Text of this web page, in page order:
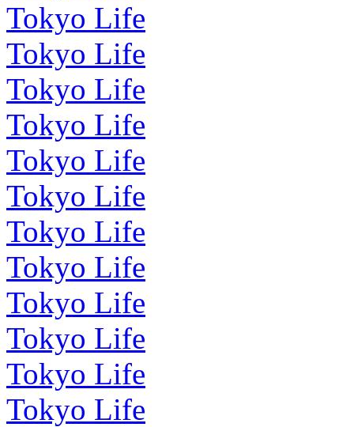
Tokyo Life
Tokyo Life
Tokyo Life
Tokyo Life
Tokyo Life
Tokyo Life
Tokyo Life
Tokyo Life
Tokyo Life
Tokyo Life
Tokyo Life
Tokyo Life